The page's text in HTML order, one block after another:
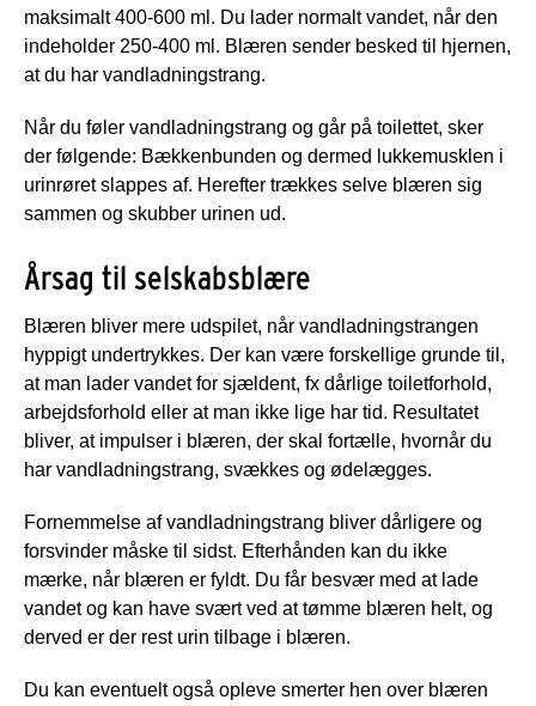
maksimalt 400-600 ml. Du lader normalt vandet, når den
indeholder 250-400 ml. Blæren sender besked til hjernen,
at du har vandladningstrang.
Når du føler vandladningstrang og går på toilettet, sker
der følgende: Bækkenbunden og dermed lukkemusklen i
urinrøret slappes af. Herefter trækkes selve blæren sig
sammen og skubber urinen ud.
Årsag til selskabsblære
Blæren bliver mere udspilet, når vandladningstrangen
hyppigt undertrykkes. Der kan være forskellige grunde til,
at man lader vandet for sjældent, fx dårlige toiletforhold,
arbejdsforhold eller at man ikke lige har tid. Resultatet
bliver, at impulser i blæren, der skal fortælle, hvornår du
har vandladningstrang, svækkes og ødelægges.
Fornemmelse af vandladningstrang bliver dårligere og
forsvinder måske til sidst. Efterhånden kan du ikke
mærke, når blæren er fyldt. Du får besvær med at lade
vandet og kan have svært ved at tømme blæren helt, og
derved er der rest urin tilbage i blæren.
Du kan eventuelt også opleve smerter hen over blæren